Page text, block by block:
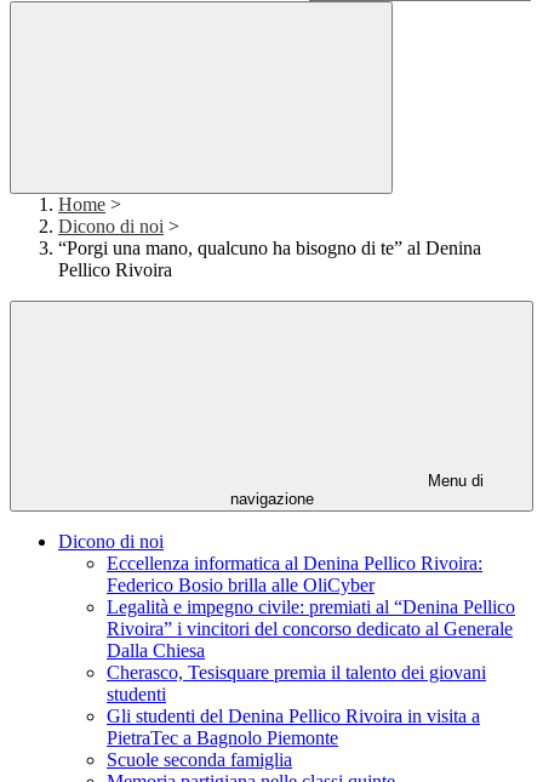
Home >
Dicono di noi >
“Porgi una mano, qualcuno ha bisogno di te” al Denina
Pellico Rivoira
Menu di
navigazione
Dicono di noi
Eccellenza informatica al Denina Pellico Rivoira:
Federico Bosio brilla alle OliCyber
Legalità e impegno civile: premiati al “Denina Pellico
Rivoira” i vincitori del concorso dedicato al Generale
Dalla Chiesa
Cherasco, Tesisquare premia il talento dei giovani
studenti
Gli studenti del Denina Pellico Rivoira in visita a
PietraTec a Bagnolo Piemonte
Scuole seconda famiglia